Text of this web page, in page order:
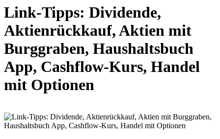
Link-Tipps: Dividende,
Aktienrückkauf, Aktien mit
Burggraben, Haushaltsbuch
App, Cashflow-Kurs, Handel
mit Optionen